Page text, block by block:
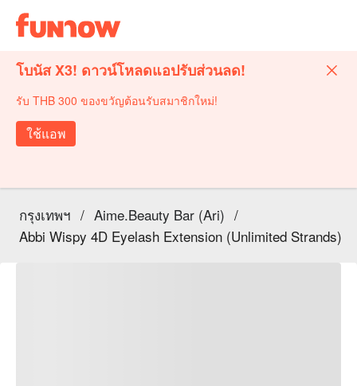
โบนัส X3! ดาวน์โหลดแอปรับส่วนลด!
รับ THB 300 ของขวัญต้อนรับสมาชิกใหม่!
ใช้แอพ
กรุงเทพฯ / Aime.Beauty Bar (Ari) /
Abbi Wispy 4D Eyelash Extension (Unlimited Strands)